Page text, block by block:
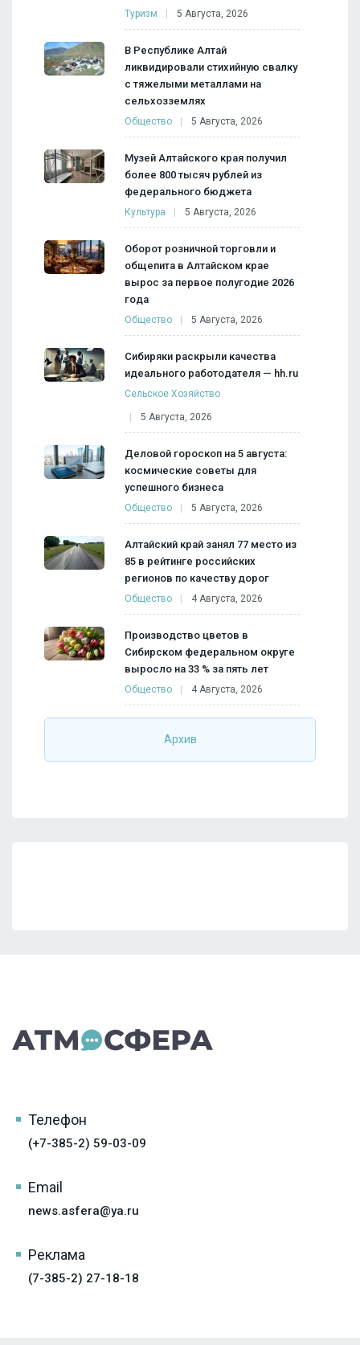
Туризм 5 Августа, 2026
В Республике Алтай
ликвидировали стихийную свалку
с тяжелыми металлами на
сельхозземлях
Общество 5 Августа, 2026
Музей Алтайского края получил
более 800 тысяч рублей из
федерального бюджета
Культура 5 Августа, 2026
Оборот розничной торговли и
общепита в Алтайском крае
вырос за первое полугодие 2026
года
Общество 5 Августа, 2026
Сибиряки раскрыли качества
идеального работодателя — hh.ru
Сельское Хозяйство
5 Августа, 2026
Деловой гороскоп на 5 августа:
космические советы для
успешного бизнеса
Общество 5 Августа, 2026
Алтайский край занял 77 место из
85 в рейтинге российских
регионов по качеству дорог
Общество 4 Августа, 2026
Производство цветов в
Сибирском федеральном округе
выросло на 33 % за пять лет
Общество 4 Августа, 2026
Архив
Телефон
(+7-385-2) 59-03-09
Email
news.asfera@ya.ru
Реклама
(7-385-2) 27-18-18